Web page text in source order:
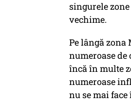
singurele
vechime.
Pe lângă
numeroase
încă în multe
numeroase
nu se mai face